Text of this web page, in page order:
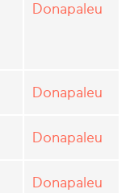
Donapaleu
Donapaleu
Donapaleu
Donapaleu